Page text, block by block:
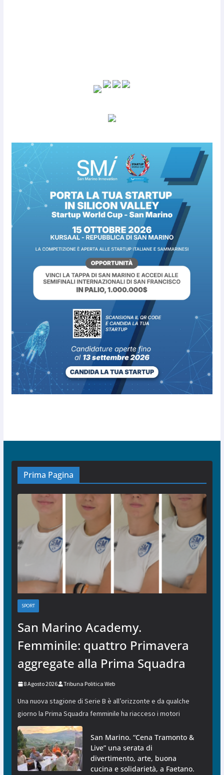
Prima Pagina
SPORT
San Marino Academy.
Femminile: quattro Primavera
aggregate alla Prima Squadra
8 Agosto 2026 Tribuna Politica Web
Una nuova stagione di Serie B è all’orizzonte e da qualche
giorno la Prima Squadra femminile ha riacceso i motori
San Marino. “Cena Tramonto &
Live” una serata di
divertimento, arte, buona
cucina e solidarietà, a Faetano.